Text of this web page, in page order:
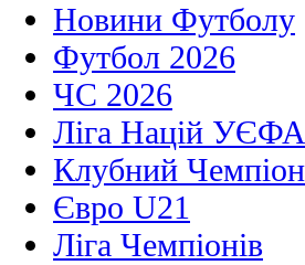
Новини Футболу
Футбол 2026
ЧС 2026
Ліга Націй УЄФА
Клубний
Євро U21
Ліга Чемпіонів